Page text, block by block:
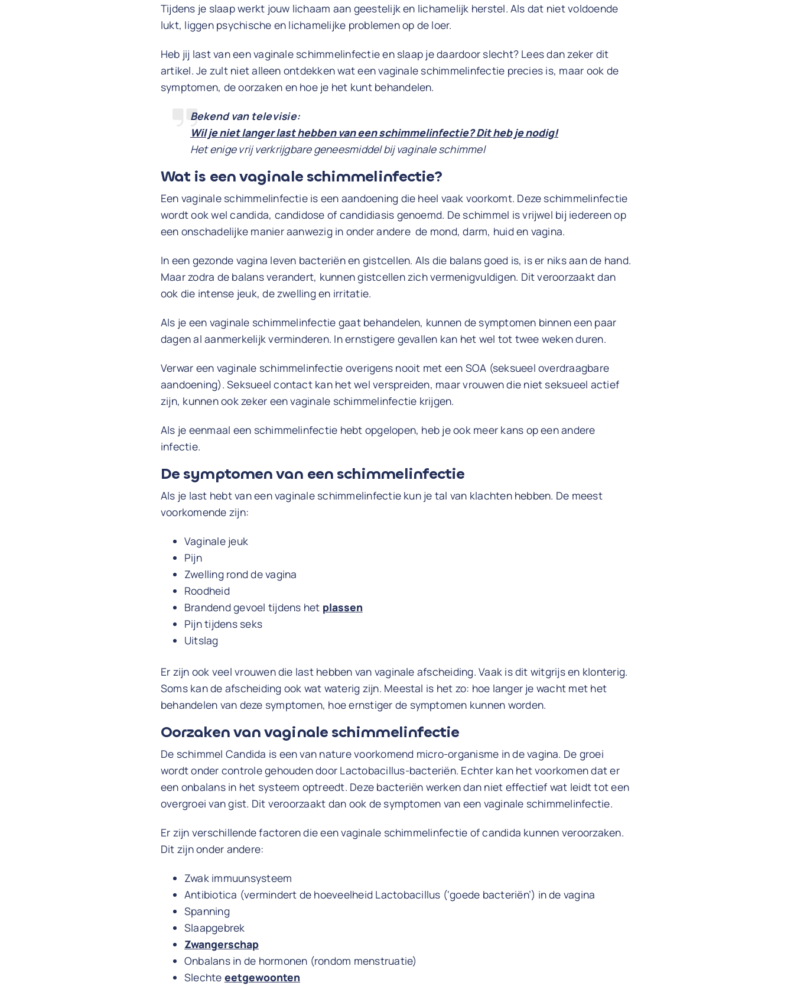
Tijdens je slaap werkt jouw lichaam aan geestelijk en lichamelijk herstel. Als dat niet voldoende
lukt, liggen psychische en lichamelijke problemen op de loer.
Heb jij last van een vaginale schimmelinfectie en slaap je daardoor slecht? Lees dan zeker dit
artikel. Je zult niet alleen ontdekken wat een vaginale schimmelinfectie precies is, maar ook de
symptomen, de oorzaken en hoe je het kunt behandelen.
Bekend van televisie:
Wil je niet langer last hebben van een schimmelinfectie? Dit heb je nodig!
Het enige vrij verkrijgbare geneesmiddel bij vaginale schimmel
Wat is een vaginale schimmelinfectie?
Een vaginale schimmelinfectie is een aandoening die heel vaak voorkomt. Deze schimmelinfectie
wordt ook wel candida, candidose of candidiasis genoemd. De schimmel is vrijwel bij iedereen op
een onschadelijke manier aanwezig in onder andere de mond, darm, huid en vagina.
In een gezonde vagina leven bacteriën en gistcellen. Als die balans goed is, is er niks aan de hand.
Maar zodra de balans verandert, kunnen gistcellen zich vermenigvuldigen. Dit veroorzaakt dan
ook die intense jeuk, de zwelling en irritatie.
Als je een vaginale schimmelinfectie gaat behandelen, kunnen de symptomen binnen een paar
dagen al aanmerkelijk verminderen. In ernstigere gevallen kan het wel tot twee weken duren.
Verwar een vaginale schimmelinfectie overigens nooit met een SOA (seksueel overdraagbare
aandoening). Seksueel contact kan het wel verspreiden, maar vrouwen die niet seksueel actief
zijn, kunnen ook zeker een vaginale schimmelinfectie krijgen.
Als je eenmaal een schimmelinfectie hebt opgelopen, heb je ook meer kans op een andere
infectie.
De symptomen van een schimmelinfectie
Als je last hebt van een vaginale schimmelinfectie kun je tal van klachten hebben. De meest
voorkomende zijn:
Vaginale jeuk
Pijn
Zwelling rond de vagina
Roodheid
Brandend gevoel tijdens het plassen
Pijn tijdens seks
Uitslag
Er zijn ook veel vrouwen die last hebben van vaginale afscheiding. Vaak is dit witgrijs en klonterig.
Soms kan de afscheiding ook wat waterig zijn. Meestal is het zo: hoe langer je wacht met het
behandelen van deze symptomen, hoe ernstiger de symptomen kunnen worden.
Oorzaken van vaginale schimmelinfectie
De schimmel Candida is een van nature voorkomend micro-organisme in de vagina. De groei
wordt onder controle gehouden door Lactobacillus-bacteriën. Echter kan het voorkomen dat er
een onbalans in het systeem optreedt. Deze bacteriën werken dan niet effectief wat leidt tot een
overgroei van gist. Dit veroorzaakt dan ook de symptomen van een vaginale schimmelinfectie.
Er zijn verschillende factoren die een vaginale schimmelinfectie of candida kunnen veroorzaken.
Dit zijn onder andere:
Zwak immuunsysteem
Antibiotica (vermindert de hoeveelheid Lactobacillus (‘goede bacteriën’) in de vagina
Spanning
Slaapgebrek
Zwangerschap
Onbalans in de hormonen (rondom menstruatie)
Slechte eetgewoonten